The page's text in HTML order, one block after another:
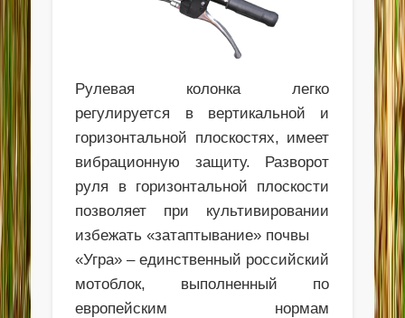
Рулевая колонка легко
регулируется в вертикальной и
горизонтальной плоскостях, имеет
вибрационную защиту. Разворот
руля в горизонтальной плоскости
позволяет при культивировании
избежать «затаптывание» почвы
«Угра» – единственный российский
мотоблок, выполненный по
европейским нормам